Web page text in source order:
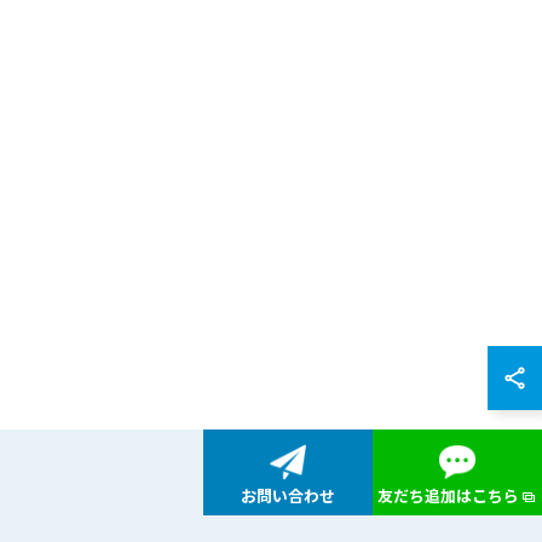
お問い合わせ 友だち追加はこちら